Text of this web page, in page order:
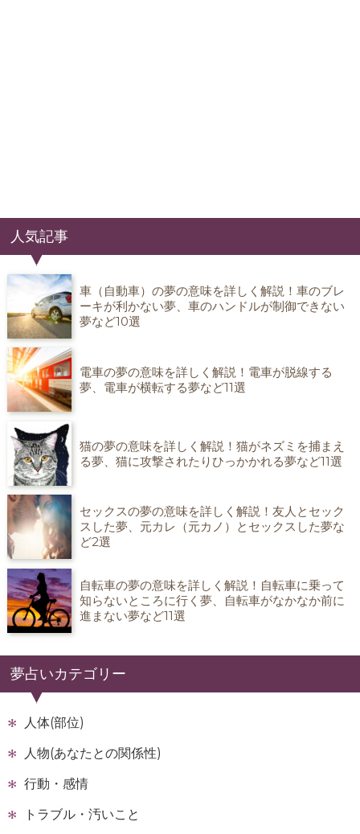
人気記事
車（自動車）の夢の意味を詳しく解説！車のブレ
ーキが利かない夢、車のハンドルが制御できない
夢など10選
電車の夢の意味を詳しく解説！電車が脱線する
夢、電車が横転する夢など11選
猫の夢の意味を詳しく解説！猫がネズミを捕まえ
る夢、猫に攻撃されたりひっかかれる夢など11選
セックスの夢の意味を詳しく解説！友人とセック
スした夢、元カレ（元カノ）とセックスした夢な
ど2選
自転車の夢の意味を詳しく解説！自転車に乗って
知らないところに行く夢、自転車がなかなか前に
進まない夢など11選
夢占いカテゴリー
人体(部位)
人物(あなたとの関係性)
行動・感情
トラブル・汚いこと